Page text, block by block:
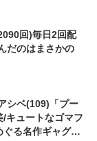
回)毎日2回配
だのはまさかの
シベ(109)「プー
キュートなゴマフ
ぐる名作ギャグ4